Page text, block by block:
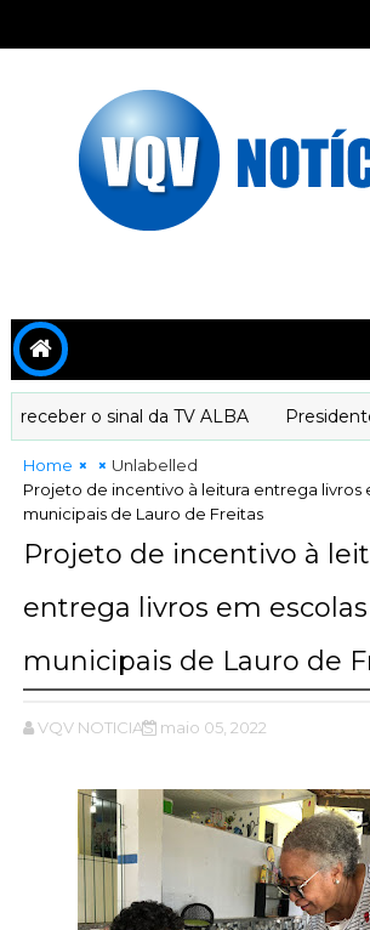
o sinal da TV ALBA Presidente
Home
Unlabelled
Projeto de incentivo à leitura entrega livros
municipais de Lauro de Freitas
Projeto de incentivo à
entrega livros em escolas
municipais de Lauro de
VQV NOTICIAS maio 05, 2022